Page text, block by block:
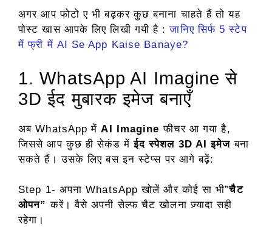
अगर आप फोटो ए भी बढ़कर कुछ बनाना चाहते हैं तो यह
पोस्ट खास आपके लिए लिखी गयी है :जानिए सिर्फ 5 स्टेप
में फ्री में AI Se App Kaise Banaye?
1. WhatsApp AI Imagine से
3D ईद मुबारक इमेज बनाएँ
अब WhatsApp में AI Imagine फीचर आ गया है,
जिससे आप कुछ ही सेकंड मेंईद स्पेशल 3D AI इमेजबना
सकते हैं। उसके लिए बस इन स्टेप्स पर आगे बढ़ें:
Step 1- अपना WhatsApp खोलें और कोई सा भी”चैट
ओपन” करें। वैसे अपनी सेल्फ चैट खोलना ज़्यादा सही
रहेगा।